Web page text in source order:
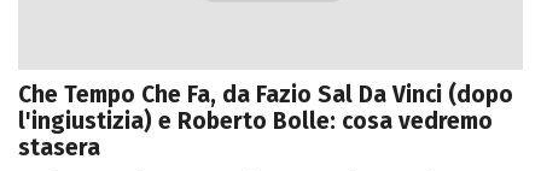
Che Tempo Che Fa, da Fazio Sal Da Vinci (dopo
l'ingiustizia) e Roberto Bolle: cosa vedremo
stasera